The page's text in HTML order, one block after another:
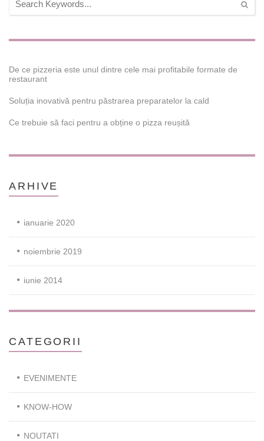
De ce pizzeria este unul dintre cele mai profitabile formate de
restaurant
Soluția inovativă pentru păstrarea preparatelor la cald
Ce trebuie să faci pentru a obține o pizza reușită
ARHIVE
ianuarie 2020
noiembrie 2019
iunie 2014
CATEGORII
EVENIMENTE
KNOW-HOW
NOUTATI